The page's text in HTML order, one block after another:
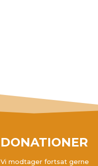
DONATIONER
Vi modtager fortsat gerne